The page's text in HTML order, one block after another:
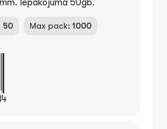
Iepakojumā 50gb.
50 Max pack: 1000